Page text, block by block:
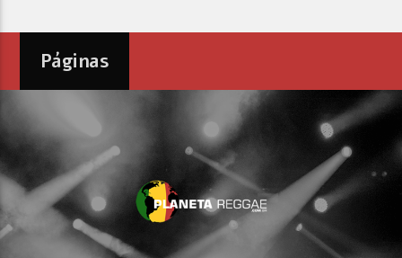
Páginas